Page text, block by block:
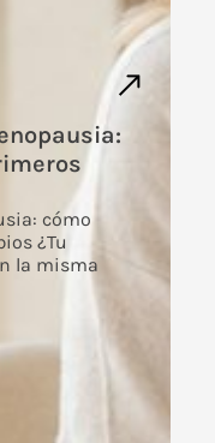
cómo
¿Tu
la misma